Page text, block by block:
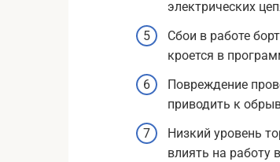
электрических
Сбои в работе
кроется в
Повреждение
приводить к
Низкий уровень
влиять на работу